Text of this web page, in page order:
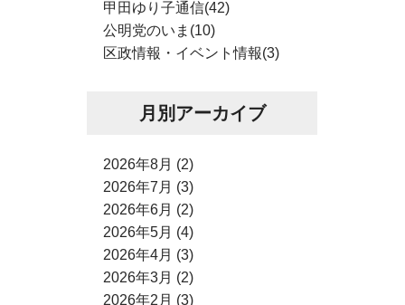
甲田ゆり子通信(42)
公明党のいま(10)
区政情報・イベント情報(3)
月別アーカイブ
2026年8月 (2)
2026年7月 (3)
2026年6月 (2)
2026年5月 (4)
2026年4月 (3)
2026年3月 (2)
2026年2月 (3)